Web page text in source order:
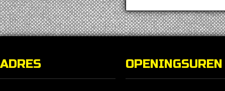
ADRES OPENINGSUREN